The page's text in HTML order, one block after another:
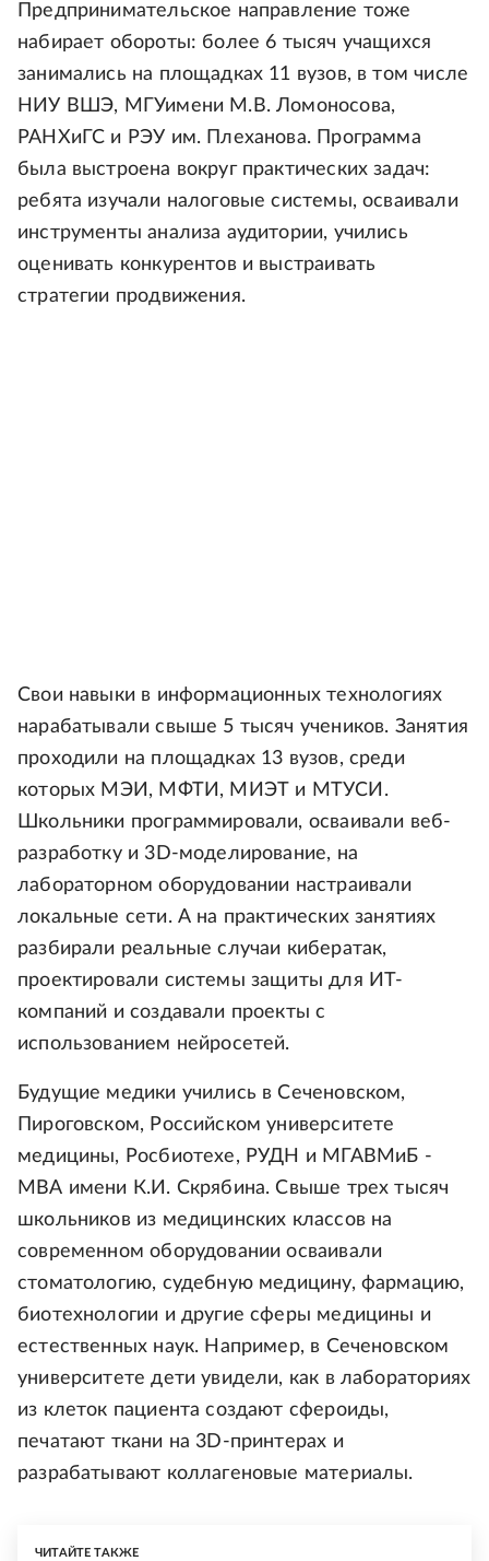
Предпринимательское направление тоже
набирает обороты: более 6 тысяч учащихся
занимались на площадках 11 вузов, в том числе
НИУ ВШЭ, МГУимени М.В. Ломоносова,
РАНХиГС и РЭУ им. Плеханова. Программа
была выстроена вокруг практических задач:
ребята изучали налоговые системы, осваивали
инструменты анализа аудитории, учились
оценивать конкурентов и выстраивать
стратегии продвижения.
Свои навыки в информационных технологиях
нарабатывали свыше 5 тысяч учеников. Занятия
проходили на площадках 13 вузов, среди
которых МЭИ, МФТИ, МИЭТ и МТУСИ.
Школьники программировали, осваивали веб-
разработку и 3D-моделирование, на
лабораторном оборудовании настраивали
локальные сети. А на практических занятиях
разбирали реальные случаи кибератак,
проектировали системы защиты для ИТ-
компаний и создавали проекты с
использованием нейросетей.
Будущие медики учились в Сеченовском,
Пироговском, Российском университете
медицины, Росбиотехе, РУДН и МГАВМиБ -
МВА имени К.И. Скрябина. Свыше трех тысяч
школьников из медицинских классов на
современном оборудовании осваивали
стоматологию, судебную медицину, фармацию,
биотехнологии и другие сферы медицины и
естественных наук. Например, в Сеченовском
университете дети увидели, как в лабораториях
из клеток пациента создают сфероиды,
печатают ткани на 3D-принтерах и
разрабатывают коллагеновые материалы.
ЧИТАЙТЕ ТАКЖЕ